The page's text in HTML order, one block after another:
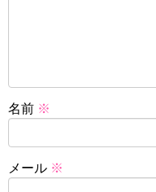
名前 ※
メール ※